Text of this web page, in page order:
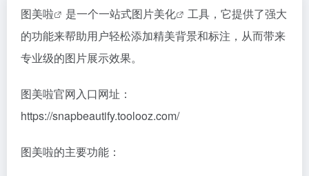
图美啦 是一个一站式图片美化
工具，它提供了强大
的功能来帮助用户轻松添加精美背景和标注，从而带来
专业级的图片展示效果。
图美啦官网入口网址：
https://snapbeautify.toolooz.com/
图美啦的主要功能：